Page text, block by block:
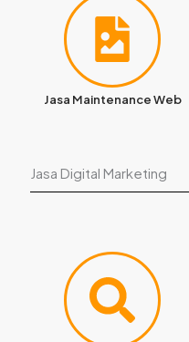
Jasa Maintenance Web
Jasa Digital Marketing